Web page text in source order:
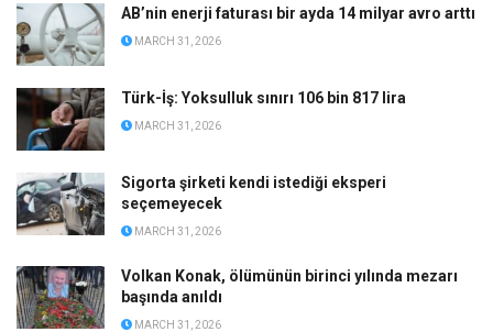
AB’nin enerji faturası bir ayda 14 milyar avro arttı
MARCH 31, 2026
Türk-İş: Yoksulluk sınırı 106 bin 817 lira
MARCH 31, 2026
Sigorta şirketi kendi istediği eksperi
seçemeyecek
MARCH 31, 2026
Volkan Konak, ölümünün birinci yılında mezarı
başında anıldı
MARCH 31, 2026